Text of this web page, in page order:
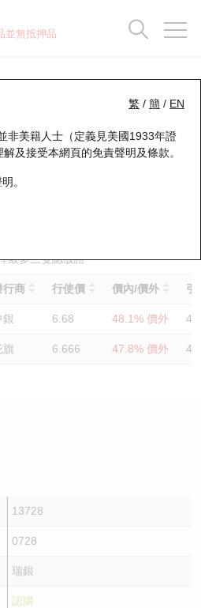
並無抵押品
繁 / 簡 / EN
非美籍人士（定義見美國1933年證
及接受本網頁的免責聲明及條款。
。
0728 中國電信
最多三隻認股證
行商 行使價 價內/價外 引
銀 6.68 48.1% 價外
旗 6.666 47.8% 價外
13728
0728
瑞銀
認購